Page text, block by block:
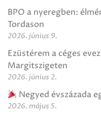
BPO a nyeregben:
Tordason
2026. június 9.
Ezüstérem a céges
Margitszigeten
2026. június 2.
Negyed évszázada
2026. május 5.